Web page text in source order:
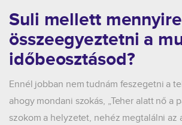
Suli mellett
összeegyeztetni a
időbeosztásod?
Ennél jobban nem tudnám feszegetni a
ahogy mondani szokás, „Teher alatt nő a
szokom a helyzetet, nehéz megtalálni az